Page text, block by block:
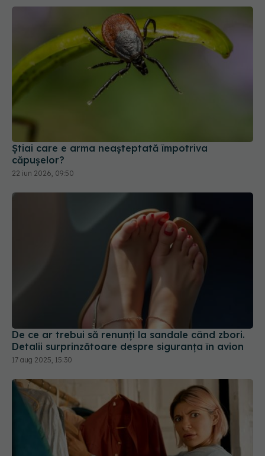
Știai care e arma neașteptată împotriva
căpușelor?
22 iun 2026, 09:50
De ce ar trebui să renunți la sandale când zbori.
Detalii surprinzătoare despre siguranța în avion
17 aug 2025, 15:30